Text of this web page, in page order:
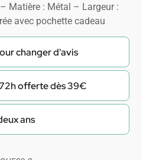
Matière : Métal – Largeur :
avec pochette cadeau
changer d'avis
offerte dès 39€
ans